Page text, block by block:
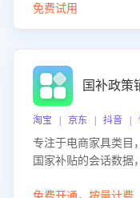
免费试用
国补政策
淘宝 | 京东 | 抖音 |
专注于电商家具类目
国家补贴的会话数据